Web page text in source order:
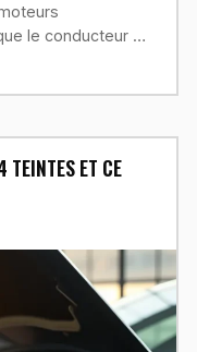
le conducteur …
TEINTES ET CE